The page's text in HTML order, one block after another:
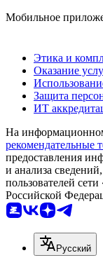
Мобильное
Этика и
Оказание
Защита
ИТ
На
рекомендательные
предоставления
и анализа
пользователей
Российской
Русский